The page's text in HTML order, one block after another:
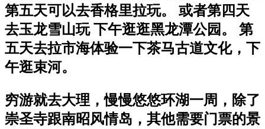
第五天可以去香格里拉玩。 或者第四天
去玉龙雪山玩 下午逛逛黑龙潭公园。 第
五天去拉市海体验一下茶马古道文化，下
午逛束河。
穷游就去大理，慢慢悠悠环湖一周，除了
崇圣寺跟南昭风情岛，其他需要门票的景